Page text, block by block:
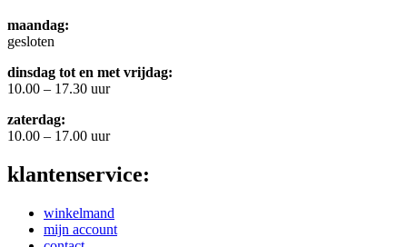
maandag:
gesloten
dinsdag tot en met vrijdag:
10.00 – 17.30 uur
zaterdag:
10.00 – 17.00 uur
klantenservice:
winkelmand
mijn account